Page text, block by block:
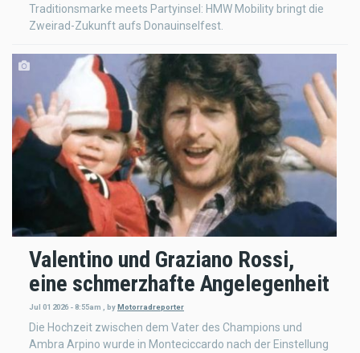
Traditionsmarke meets Partyinsel: HMW Mobility bringt die
Zweirad-Zukunft aufs Donauinselfest.
Valentino und Graziano Rossi,
eine schmerzhafte Angelegenheit
Jul 01 2026 - 8:55am byMotorradreporter
Die Hochzeit zwischen dem Vater des Champions und
Ambra Arpino wurde in Monteciccardo nach der Einstellung